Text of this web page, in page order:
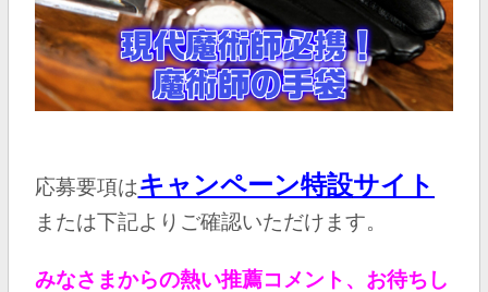
応募要項はキャンペーン特設サイト
または下記よりご確認いただけます。
みなさまからの熱い推薦コメント、お待ちし